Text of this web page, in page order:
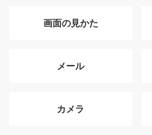
画面の見かた
メール
カメラ